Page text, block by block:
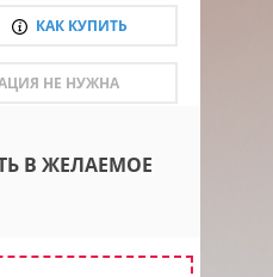
КАК КУПИТЬ
НЕ НУЖНА
В ЖЕЛАЕМОЕ